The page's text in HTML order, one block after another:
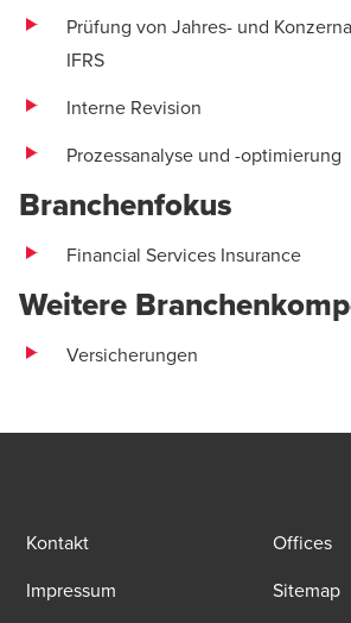
Prüfung von Jahres- und
IFRS
Interne Revision
Prozessanalyse und -optimierung
Branchenfokus
Financial Services Insurance
Weitere
Versicherungen
Kontakt
Offices
Impressum
Sitemap